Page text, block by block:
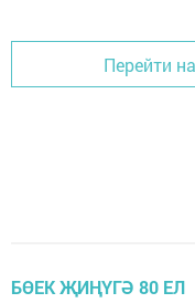
Перейти
БӨЕК ҖИҢҮГӘ 80 ЕЛ